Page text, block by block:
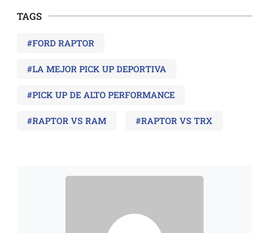
TAGS
#FORD RAPTOR
#LA MEJOR PICK UP DEPORTIVA
#PICK UP DE ALTO PERFORMANCE
#RAPTOR VS RAM #RAPTOR VS TRX